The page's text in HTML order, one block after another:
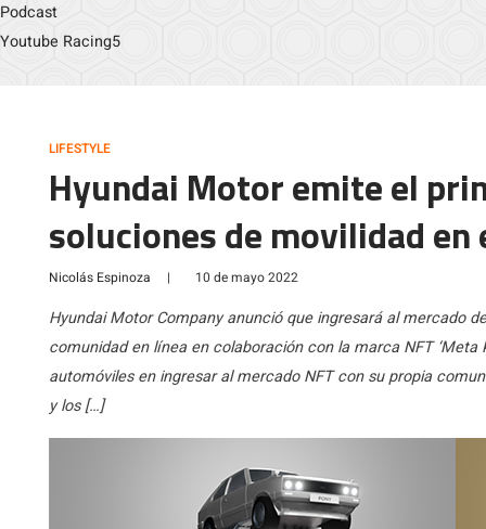
Podcast
Youtube Racing5
LIFESTYLE
Hyundai Motor emite el
soluciones de movilidad
Nicolás Espinoza | 10 de mayo 2022
Hyundai Motor Company anunció que ingresará al mercado
comunidad en línea en colaboración con la marca NFT
automóviles en ingresar al mercado NFT con su propia
y los […]